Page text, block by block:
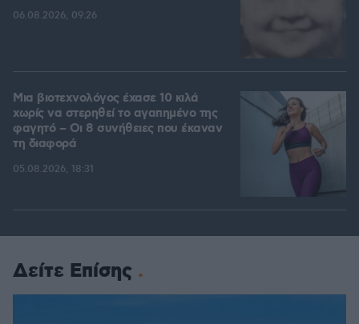
06.08.2026, 09:26
Μια βιοτεχνολόγος έχασε 10 κιλά
χωρίς να στερηθεί το αγαπημένο της
φαγητό – Οι 8 συνήθειες που έκαναν
τη διαφορά
05.08.2026, 18:31
Δείτε Επίσης